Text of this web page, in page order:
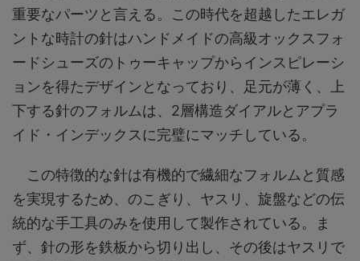
重要なパーツと言える。この時代を超越したエレガ
ントな時計の針はハンドメイドの高級オックスフォ
ードシューズのトゥーキャップからインスピレーシ
ョンを得たデザインとなっており、足元が薄く、上
下する針のフォルムは、2層構造ダイアルとアプラ
イド・インデックスに完璧にマッチしている。
この特徴的な針は有機的で繊細なフォルムと質感
を実現するため、のこぎり、ヤスリ、旋盤などの伝
統的な手工具のみを使用して製作されている。ま
ず、針の形を鉄板から切り出し、その後はヤスリで